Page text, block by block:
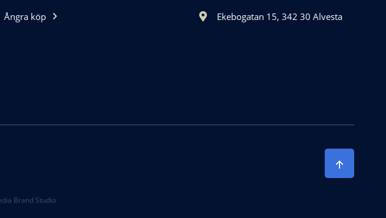
Ångra köp
Ekebogatan 15, 342 30 Alvesta
Brand Studio